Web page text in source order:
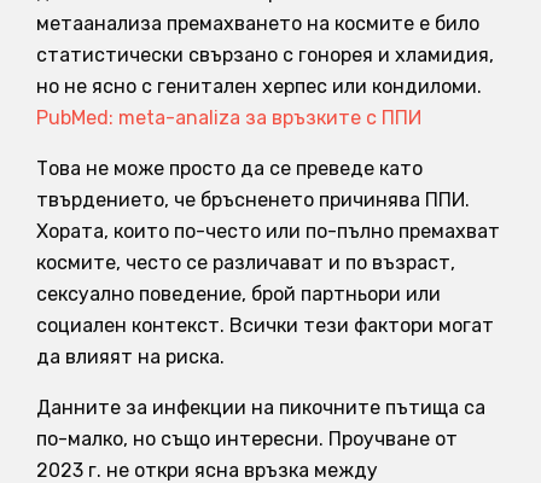
метаанализа премахването на космите е било
статистически свързано с гонорея и хламидия,
но не ясно с генитален херпес или кондиломи.
PubMed: meta-analiza за връзките с ППИ
Това не може просто да се преведе като
твърдението, че бръсненето причинява ППИ.
Хората, които по-често или по-пълно премахват
космите, често се различават и по възраст,
сексуално поведение, брой партньори или
социален контекст. Всички тези фактори могат
да влияят на риска.
Данните за инфекции на пикочните пътища са
по-малко, но също интересни. Проучване от
2023 г. не откри ясна връзка между